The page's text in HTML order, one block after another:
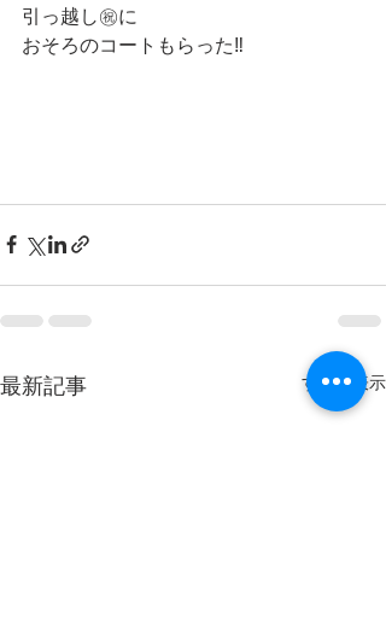
引っ越し㊗️に
おそろのコートもらった‼️
最新記事 すべて表示